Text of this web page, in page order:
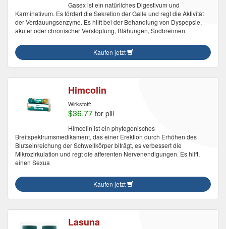
Gasex ist ein natürliches Digestivum und
Karminativum. Es fördert die Sekretion der Galle und regt die Aktivität
der Verdauungsenzyme. Es hilft bei der Behandlung von Dyspepsie,
akuter oder chronischer Verstopfung, Blähungen, Sodbrennen
Kaufen jetzt
Himcolin
Wirkstoff:
$36.77 for pill
Himcolin ist ein phytogenisches
Breitspektrumsmedikament, das einer Erektion durch Erhöhen des
Blutseinreichung der Schwellkörper biträgt, es verbessert die
Mikrozirkulation und regt die afferenten Nervenendigungen. Es hilft,
einen Sexua
Kaufen jetzt
Lasuna